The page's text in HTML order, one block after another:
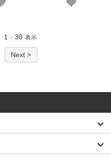
1 - 30 表示
Next >